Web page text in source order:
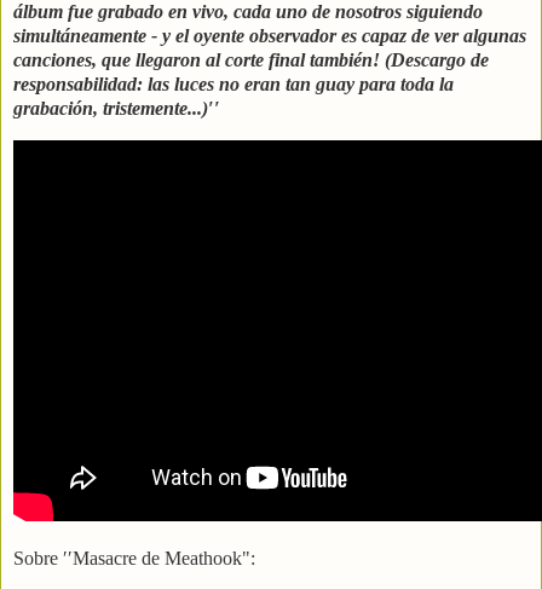
álbum fue grabado en vivo, cada uno de nosotros siguiendo
simultáneamente - y el oyente observador es capaz de ver algunas
canciones, que llegaron al corte final también! (Descargo de
responsabilidad: las luces no eran tan guay para toda la
grabación, tristemente...)′′
Sobre ′′Masacre de Meathook":